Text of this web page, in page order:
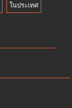
ในประเทศ